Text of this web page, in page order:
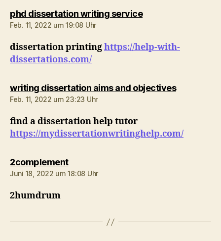
phd dissertation writing servicesagt:
Feb. 11, 2022 um 19:08 Uhr
dissertation printinghttps://help-with-
dissertations.com/
writing dissertation aims and objectivessagt:
Feb. 11, 2022 um 23:23 Uhr
find a dissertation help tutor
https://mydissertationwritinghelp.com/
2complementsagt:
Juni 18, 2022 um 18:08 Uhr
2humdrum